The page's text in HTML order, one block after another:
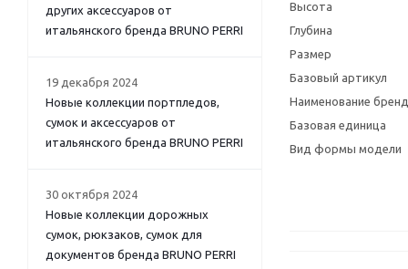
Высота
Глубина
Размер
Базовый артикул
Наименование
Базовая единица
Вид формы модели
других аксессуаров от
итальянского бренда BRUNO PERRI
19 декабря 2024
Новые коллекции портпледов,
сумок и аксессуаров от
итальянского бренда BRUNO PERRI
30 октября 2024
Новые коллекции дорожных
сумок, рюкзаков, сумок для
документов бренда BRUNO PERRI